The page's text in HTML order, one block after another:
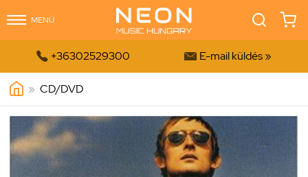
MENÜ
 +36302529300  E-mail küldés »
» CD/DVD